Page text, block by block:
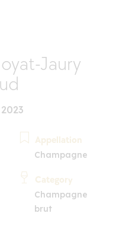
Jaury
Appellation
Champagne
Category
Champagne
brut